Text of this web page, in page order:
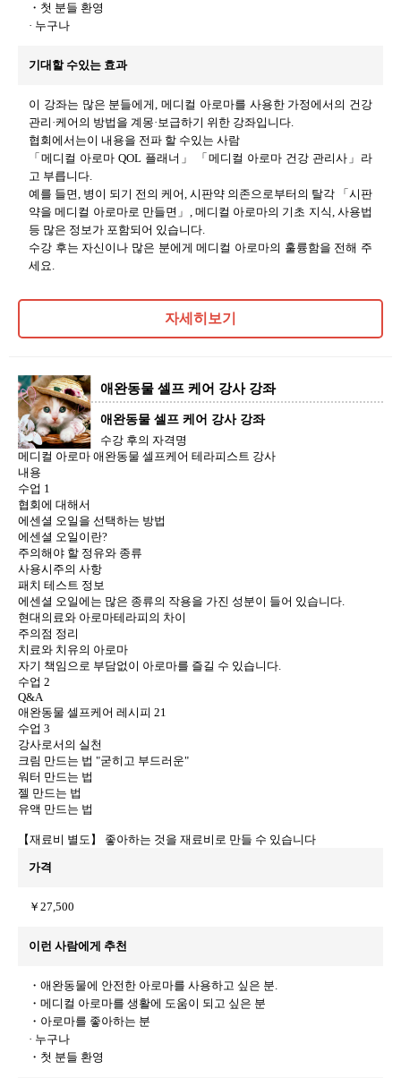
・첫 분들 환영
· 누구나
기대할 수있는 효과
이 강좌는 많은 분들에게, 메디컬 아로마를 사용한 가정에서의 건강
관리·케어의 방법을 계몽·보급하기 위한 강좌입니다.
협회에서는이 내용을 전파 할 수있는 사람
「메디컬 아로마 QOL 플래너」 「메디컬 아로마 건강 관리사」라
고 부릅니다.
예를 들면, 병이 되기 전의 케어, 시판약 의존으로부터의 탈각 「시판
약을 메디컬 아로마로 만들면」, 메디컬 아로마의 기초 지식, 사용법
등 많은 정보가 포함되어 있습니다.
수강 후는 자신이나 많은 분에게 메디컬 아로마의 훌륭함을 전해 주
세요.
자세히보기
애완동물 셀프 케어 강사 강좌
애완동물 셀프 케어 강사 강좌
수강 후의 자격명
메디컬 아로마 애완동물 셀프케어 테라피스트 강사
내용
수업 1
협회에 대해서
에센셜 오일을 선택하는 방법
에센셜 오일이란?
주의해야 할 정유와 종류
사용시주의 사항
패치 테스트 정보
에센셜 오일에는 많은 종류의 작용을 가진 성분이 들어 있습니다.
현대의료와 아로마테라피의 차이
주의점 정리
치료와 치유의 아로마
자기 책임으로 부담없이 아로마를 즐길 수 있습니다.
수업 2
Q&A
애완동물 셀프케어 레시피 21
수업 3
강사로서의 실천
크림 만드는 법 "굳히고 부드러운"
워터 만드는 법
젤 만드는 법
유액 만드는 법
【재료비 별도】 좋아하는 것을 재료비로 만들 수 있습니다
가격
￥27,500
이런 사람에게 추천
・애완동물에 안전한 아로마를 사용하고 싶은 분.
・메디컬 아로마를 생활에 도움이 되고 싶은 분
・아로마를 좋아하는 분
· 누구나
・첫 분들 환영